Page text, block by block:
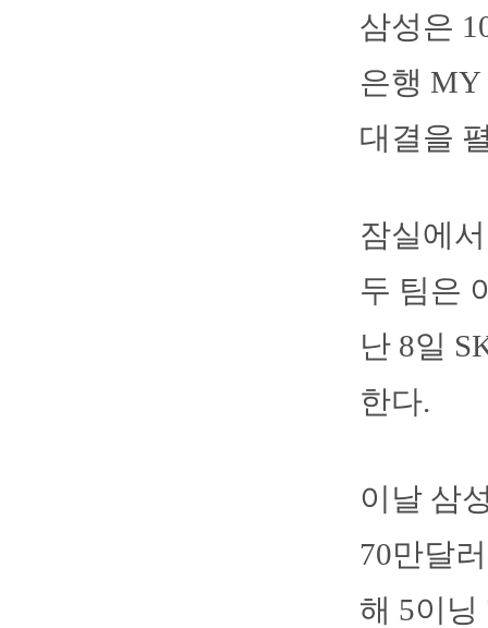
삼성은
은행 MY
대결을
잠실에
두 팀은
난 8일
한다.
이날 삼
70만달
해 5이닝